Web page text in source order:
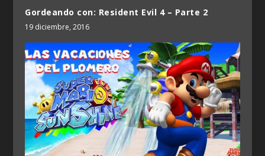
Gordeando con: Resident Evil 4 – Parte 2
19 diciembre, 2016